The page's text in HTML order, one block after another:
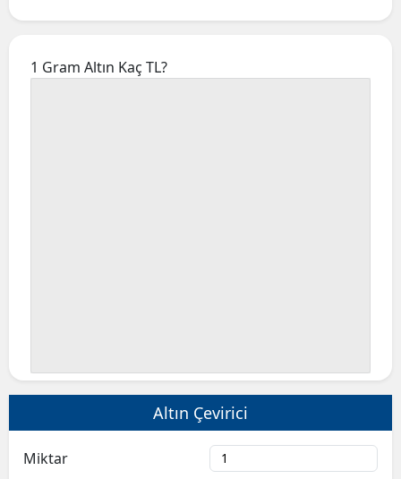
1 Gram Altın Kaç TL?
Altın Çevirici
Miktar